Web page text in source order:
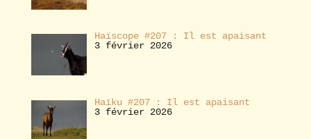
Haïscope #207 : Il est apaisant
3 février 2026
Haïku #207 : Il est apaisant
3 février 2026